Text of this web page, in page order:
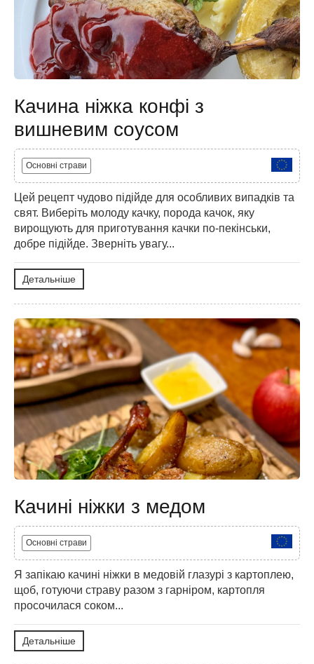
Качина ніжка конфі з
вишневим соусом
Основні страви
Цей рецепт чудово підійде для особливих випадків та
свят. Виберіть молоду качку, порода качок, яку
вирощують для приготування качки по-пекінськи,
добре підійде. Зверніть увагу...
Детальніше
Качині ніжки з медом
Основні страви
Я запікаю качині ніжки в медовій глазурі з картоплею,
щоб, готуючи страву разом з гарніром, картопля
просочилася соком...
Детальніше